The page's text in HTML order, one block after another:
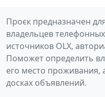
Проєк предназначен
владельцев
источников OLX,
Поможет определить
его место проживания,
досках объявлений.